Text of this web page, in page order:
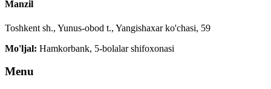
Manzil
Toshkent sh., Yunus-obod t., Yangishaxar ko'chasi, 59
Mo'ljal: Hamkorbank, 5-bolalar shifoxonasi
Menu